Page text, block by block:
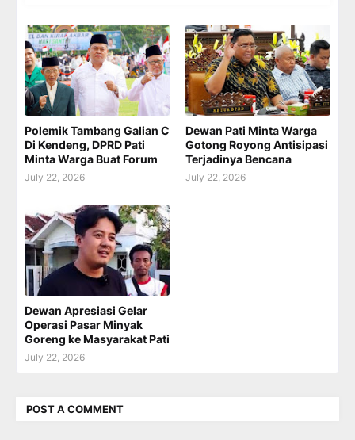
Polemik Tambang Galian C
Di Kendeng, DPRD Pati
Minta Warga Buat Forum
July 22, 2026
Dewan Pati Minta Warga
Gotong Royong Antisipasi
Terjadinya Bencana
July 22, 2026
Dewan Apresiasi Gelar
Operasi Pasar Minyak
Goreng ke Masyarakat Pati
July 22, 2026
POST A COMMENT